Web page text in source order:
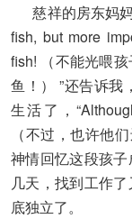
慈祥的房东妈妈
fish, but more
fish! （不能光喂
鱼！） ”还告诉我
生活了，
（不过，也许他
神情回忆这段孩
几天，找到工作
底独立了。